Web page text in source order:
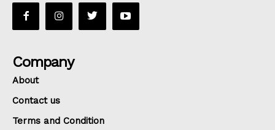
Company
About
Contact us
Terms and Condition